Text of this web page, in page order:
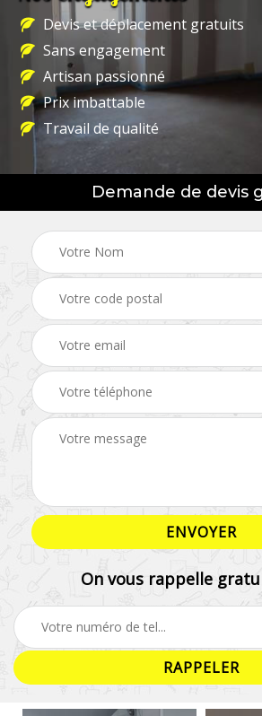
Devis et déplacement gratuits
Sans engagement
Artisan passionné
Prix imbattable
Travail de qualité
Demande de devis
On vous rappelle